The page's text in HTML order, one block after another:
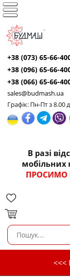
+38 (073) 65-66-
+38 (096) 65-66-
+38 (066) 65-66-
sales@budmash.ua
Графік: Пн-Пт з 8.00
В разі
мобільних
ПРОСИМО
<<<